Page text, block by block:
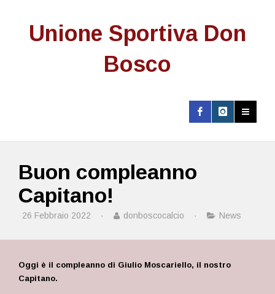
Unione Sportiva Don
Bosco
Buon compleanno
Capitano!
26 Febbraio 2022 · donboscocalcio · News
Oggi è il compleanno di Giulio Moscariello, il nostro
Capitano.